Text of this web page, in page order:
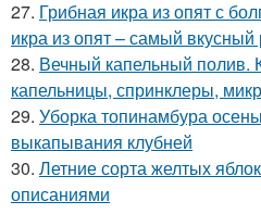
27. Грибная икра из опят с
икра из опят – самый вкусный
28. Вечный капельный полив.
капельницы, спринклеры,
29. Уборка топинамбура
выкапывания клубней
30. Летние сорта желтых
описаниями